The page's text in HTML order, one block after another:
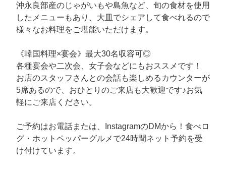
沖永良部産のじゃがいもや島魚など、旬の食材を使用
したメニューもあり、大皿でシェアして食べれるので
様々なお料理をご堪能いただけます。
《韓国料理×宴会》最大30名収容可◎
各種宴会や二次会、女子会などにもおススメです！
お店のスタッフさんとの会話も楽しめるカウンターが
5席あるので、おひとりのご来店も大歓迎です♪お気
軽にご来店ください。
ご予約はお電話または、InstagramのDMから！食べロ
グ・ホットペッパーグルメで24時間ネット予約を受
け付けています。